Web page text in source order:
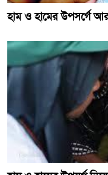
হাম ও হামের উপসর্গে